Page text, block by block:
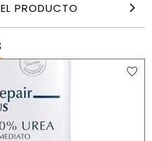
PRODUCTO